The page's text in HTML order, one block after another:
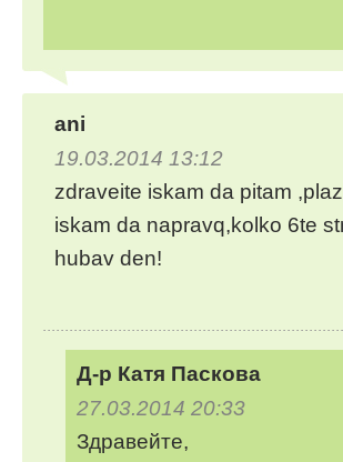
ani
19.03.2014 13:12
zdraveite iskam da pitam
iskam da napravq,kolko 6te
hubav den!
Д-р Катя Паскова
27.03.2014 20:33
Здравейте,